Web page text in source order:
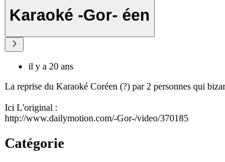
Karaoké -Gor- éen
il y a 20 ans
La reprise du Karaoké Coréen (?) par 2 personnes qui
Ici L'original :
http://www.dailymotion.com/-Gor-/video/370185
Catégorie